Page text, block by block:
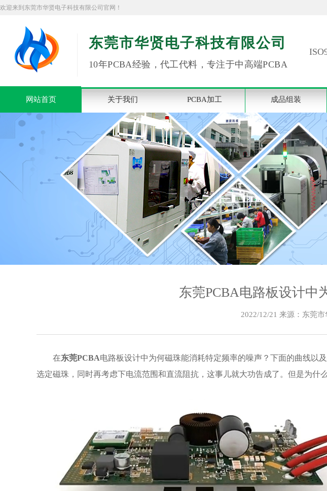
欢迎来到东莞市华贤电子科技有限公司官网！
东莞市华贤电子科技有限公司
10年PCBA经验，代工代料，专注于中高端PCBA
网站首页 关于我们 PCBA加工 成品组装
东莞PCBA电路板设计中
2022/12/21 来源：东莞
在东莞PCBA电路板设计中为何磁珠能消耗特定频率的噪声？下面的曲线以
选定磁珠，同时再考虑下电流范围和直流阻抗，这事儿就大功告成了。但是为什